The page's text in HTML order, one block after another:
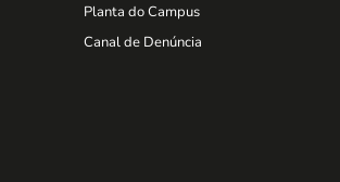
Planta do Campus
Canal de Denúncia